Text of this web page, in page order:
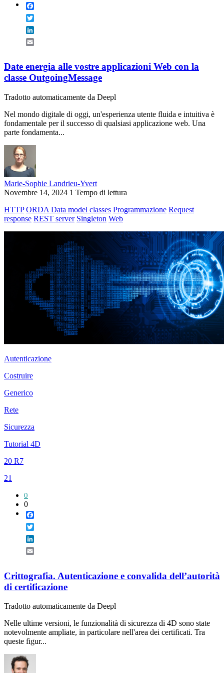
Date energia alle vostre applicazioni Web con la
classe OutgoingMessage
Tradotto automaticamente da Deepl
Nel mondo digitale di oggi, un'esperienza utente fluida e intuitiva è
fondamentale per il successo di qualsiasi applicazione web. Una
parte fondamenta...
Marie-Sophie Landrieu-Yvert
Novembre 14, 2024 1 Tempo di lettura
HTTP ORDA Data model classes Programmazione Request
response REST server Singleton Web
Autenticazione
Costruire
Generico
Rete
Sicurezza
Tutorial 4D
20 R7
21
0
0
Crittografia. Autenticazione e convalida dell’autorità
di certificazione
Tradotto automaticamente da Deepl
Nelle ultime versioni, le funzionalità di sicurezza di 4D sono state
notevolmente ampliate, in particolare nell'area dei certificati. Tra
queste figur...